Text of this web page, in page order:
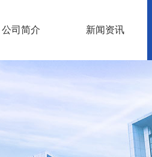
公司简介 新闻资讯